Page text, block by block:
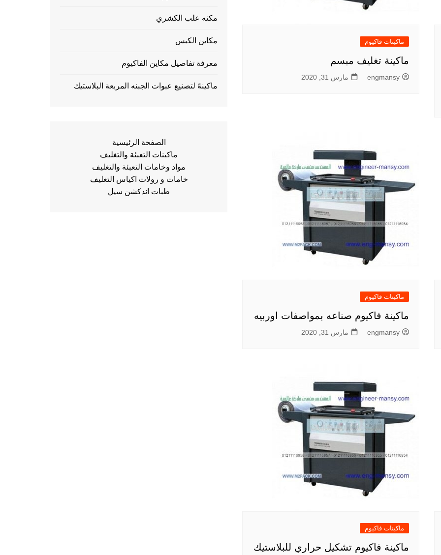
ماكينات فاكيوم
ماكينة تغليف مبسم
engmansy مارس 31, 2020
ماكينات فاكيوم
ماكينة فاكيوم صناعه بمواصفات اوربيه
engmansy مارس 31, 2020
ماكينات فاكيوم
ماكينة فاكيوم تشكيل حراري للبلاستيك
مكنه علب الكشري
مكاين الكبس
معرفة تفاصيل مكاين الفاكيوم
ماكينهً لتصنيع عبوات الجبنه المربعة البلاستيك
الصفحة الرئيسية
ماكينات التعبئة والتغليف
مواد وخامات التعبئة والتغليف
خامات و رولات اكياس التغليف
طبات اندكشن سيل